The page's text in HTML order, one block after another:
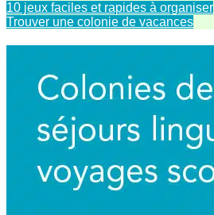
10 jeux faciles et rapides à organiser
Trouver une colonie de vacances